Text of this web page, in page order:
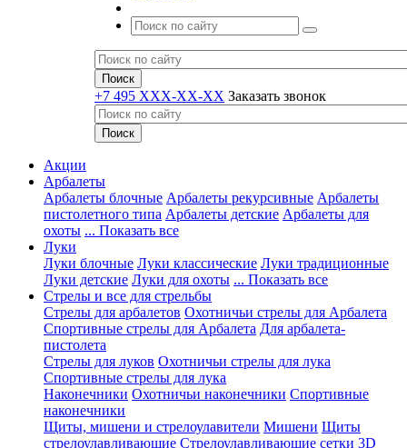
+7 495 XXX-XX-XX Заказать звонок
Акции
Арбалеты
Арбалеты блочные Арбалеты рекурсивные Арбалеты
пистолетного типа Арбалеты детские Арбалеты для
охоты ... Показать все
Луки
Луки блочные Луки классические Луки традиционные
Луки детские Луки для охоты ... Показать все
Стрелы и все для стрельбы
Стрелы для арбалетов Охотничьи стрелы для Арбалета
Спортивные стрелы для Арбалета Для арбалета-
пистолета
Стрелы для луков Охотничьи стрелы для лука
Спортивные стрелы для лука
Наконечники Охотничьи наконечники Спортивные
наконечники
Щиты, мишени и стрелоулавители Мишени Щиты
стрелоулавливающие Стрелоулавливающие сетки 3D